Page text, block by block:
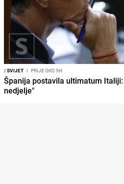
/SVIJET I PRIJE OKO 5H
Španija postavila ultimatum
nedjelje"